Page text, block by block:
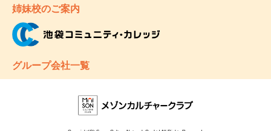
姉妹校のご案内
グループ会社一覧